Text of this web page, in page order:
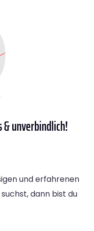
unverbindlich!
und erfahrenen
suchst, dann bist du